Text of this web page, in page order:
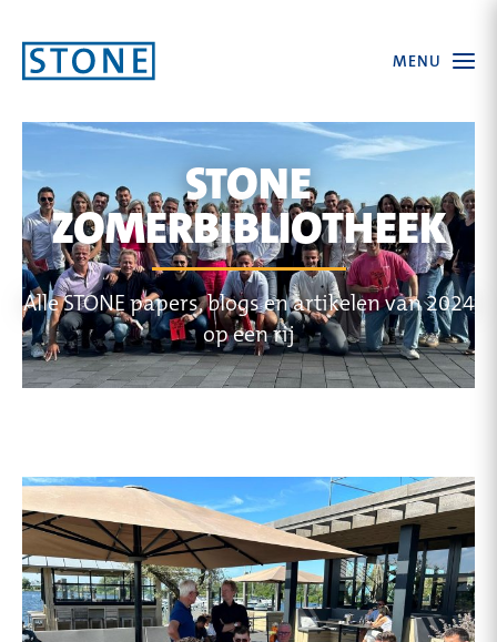
Ga
naar
Open
the
MENU
STONE
ZOMERBIBLIOTHEEK
Alle STONE papers, blogs en artikelen van 2024
op een rij